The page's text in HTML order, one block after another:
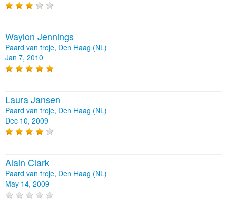
Waylon Jennings
Paard van troje, Den Haag (NL)
Jan 7, 2010
Laura Jansen
Paard van troje, Den Haag (NL)
Dec 10, 2009
Alain Clark
Paard van troje, Den Haag (NL)
May 14, 2009